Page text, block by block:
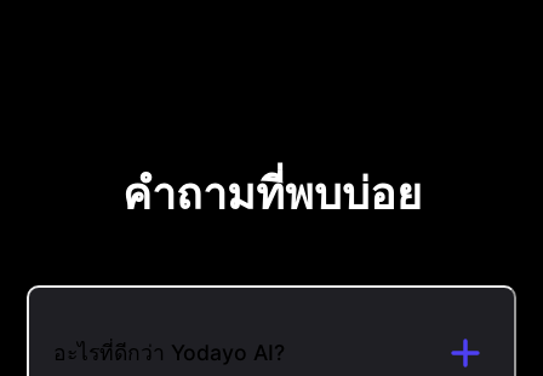
คำถามที่พบบ่อย
อะไรที่ดีกว่า Yodayo AI?